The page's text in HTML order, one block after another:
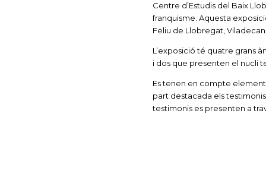
Centre d’Estudis del Baix
franquisme. Aquesta
Feliu de Llobregat,
L’exposició té quatre grans
i dos que presenten el nucli
Es tenen en compte
part destacada els
testimonis es presenten a